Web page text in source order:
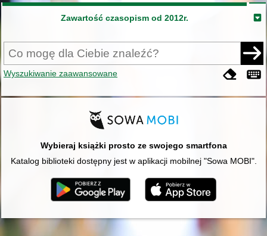
Zawartość czasopism od 2012r.
Wyszukiwanie zaawansowane
Wybieraj książki prosto ze swojego smartfona
Katalog biblioteki dostępny jest w aplikacji mobilnej "Sowa MOBI".